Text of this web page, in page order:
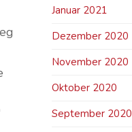
Januar 2021
Dezember 2020
November 2020
Oktober 2020
September 2020